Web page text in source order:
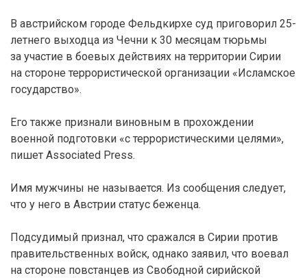
В австрийском городе Фельдкирхе суд приговорил 25-
летнего выходца из Чечни к 30 месяцам тюрьмы
за участие в боевых действиях на территории Сирии
на стороне террористической организации «Исламское
государство».
Его также признали виновным в прохождении
военной подготовки «с террористическими целями»,
пишет Associated Press.
Имя мужчины не называется. Из сообщения следует,
что у него в Австрии статус беженца.
Подсудимый признал, что сражался в Сирии против
правительственных войск, однако заявил, что воевал
на стороне повстанцев из Свободной сирийской